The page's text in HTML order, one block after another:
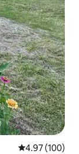
Calificación
4.97 (100)